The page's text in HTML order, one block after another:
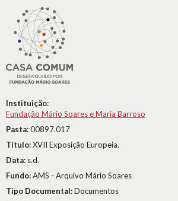
Instituição:
Fundação Mário Soares e Maria Barroso
Pasta:00897.017
Título:XVII Exposição Europeia.
Data: s.d.
Fundo:AMS - Arquivo Mário Soares
Tipo Documental:Documentos